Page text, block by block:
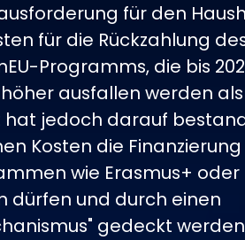
für den
für die Rückzahlung
Programms, die bis
ausfallen werden
hat jedoch darauf
Kosten die
wie Erasmus+ oder
dürfen und durch einen
gedeckt